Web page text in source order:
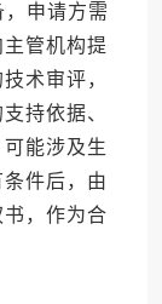
申请方需
管机构提
术审评，
持依据、
能涉及生
件后，由
，作为合